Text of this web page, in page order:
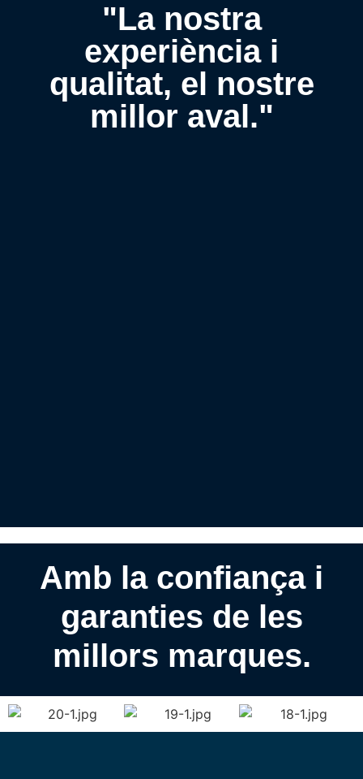
"La nostra
experiència i
qualitat, el nostre
millor aval."
Amb la confiança i
garanties de les
millors marques.